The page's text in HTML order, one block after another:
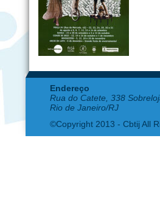
Endereço
Rua do Catete, 338
Rio de Janeiro/RJ
©Copyright 2013 - Cbtij All